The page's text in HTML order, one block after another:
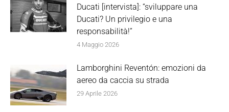
Ducati [intervista]: “sviluppare una
Ducati? Un privilegio e una
responsabilità!”
4 Maggio 2026
Lamborghini Reventón: emozioni da
aereo da caccia su strada
29 Aprile 2026